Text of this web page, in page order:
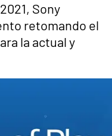
Sony
retomando el
la actual y